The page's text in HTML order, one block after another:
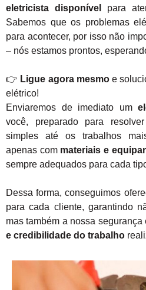
eletricista disponível
para
Sabemos que os problemas
para acontecer, por isso não
– nós estamos prontos,
👉 Ligue agora mesmoe
elétrico!
Enviaremos de imediato um
você, preparado para
simples até os trabalhos
apenas com materiais e
sempre adequados para cada
Dessa forma, conseguimos
para cada cliente, garantindo
mas também a nossa segurança
e credibilidade do trabalho